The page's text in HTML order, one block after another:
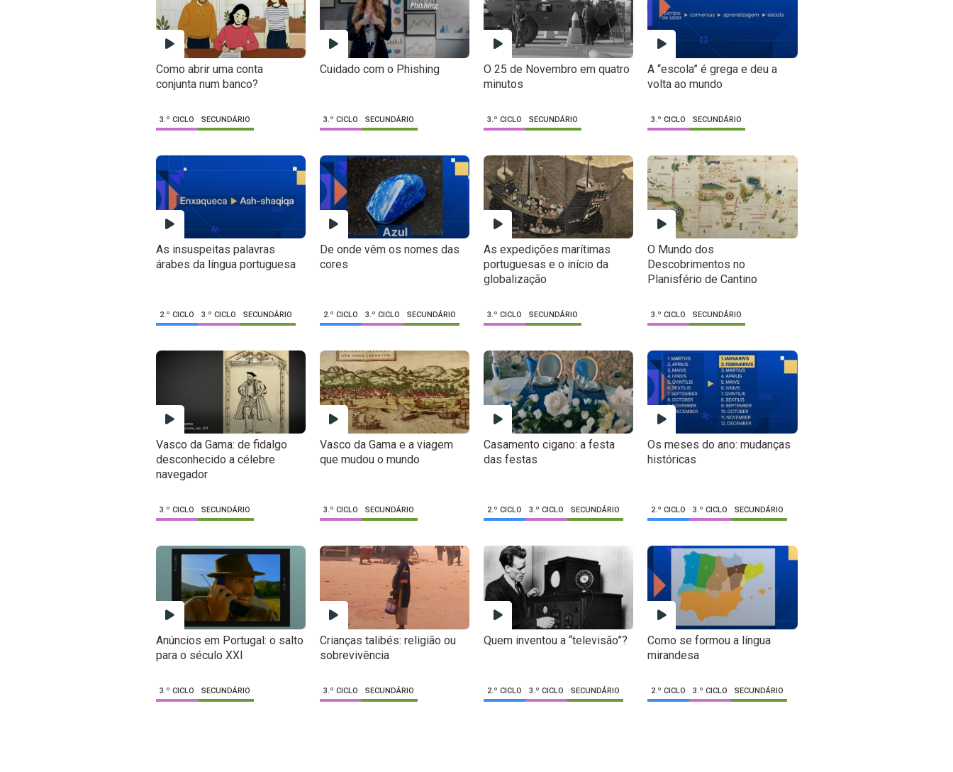
Como abrir uma conta
conjunta num banco?
3.º CICLO SECUNDÁRIO
Cuidado com o Phishing
3.º CICLO SECUNDÁRIO
O 25 de Novembro em quatro
minutos
3.º CICLO SECUNDÁRIO
A “escola” é grega e deu a
volta ao mundo
3.º CICLO SECUNDÁRIO
As insuspeitas palavras
árabes da língua portuguesa
2.º CICLO 3.º CICLO SECUNDÁRIO
De onde vêm os nomes das
cores
2.º CICLO 3.º CICLO SECUNDÁRIO
As expedições marítimas
portuguesas e o início da
globalização
3.º CICLO SECUNDÁRIO
O Mundo dos
Descobrimentos no
Planisfério de Cantino
3.º CICLO SECUNDÁRIO
Vasco da Gama: de fidalgo
desconhecido a célebre
navegador
3.º CICLO SECUNDÁRIO
Vasco da Gama e a viagem
que mudou o mundo
3.º CICLO SECUNDÁRIO
Casamento cigano: a festa
das festas
2.º CICLO 3.º CICLO SECUNDÁRIO
Os meses do ano: mudanças
históricas
2.º CICLO 3.º CICLO SECUNDÁRIO
Anúncios em Portugal: o salto
para o século XXI
3.º CICLO SECUNDÁRIO
Crianças talibés: religião ou
sobrevivência
3.º CICLO SECUNDÁRIO
Quem inventou a “televisão”?
2.º CICLO 3.º CICLO SECUNDÁRIO
Como se formou a língua
mirandesa
2.º CICLO 3.º CICLO SECUNDÁRIO